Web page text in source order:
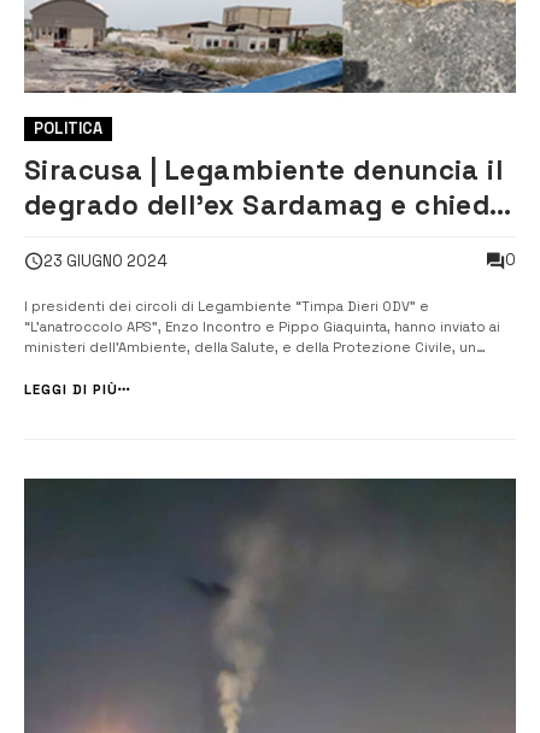
POLITICA
Siracusa | Legambiente denuncia il
degrado dell’ex Sardamag e chiede
23 GIUGNO 2024 0
I presidenti dei circoli di Legambiente “Timpa Dieri ODV” e
“L’anatroccolo APS”, Enzo Incontro e Pippo Giaquinta, hanno inviato ai
ministeri dell’Ambiente, della Salute, e della Protezione Civile, un
stabilimento Sardamag. L’esposto è stato inviato anche al Presidente
LEGGI DI PIÙ